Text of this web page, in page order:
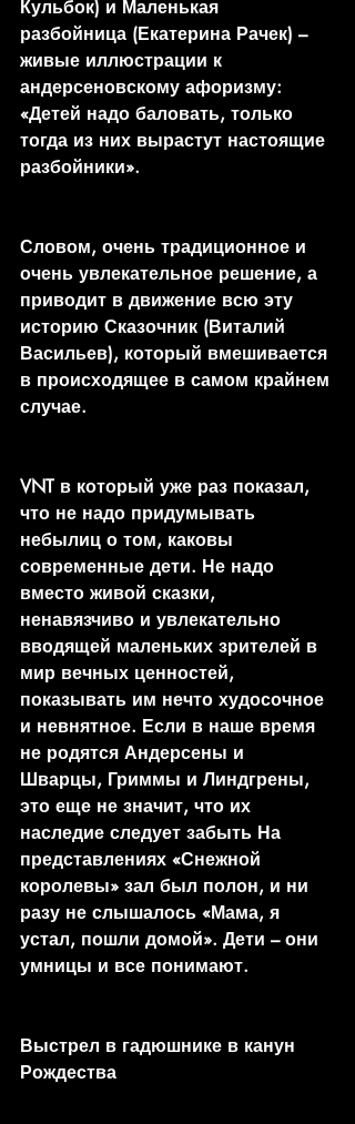
Кульбок) и Маленькая
разбойница (Екатерина Рачек) –
живые иллюстрации к
андерсеновскому афоризму:
«Детей надо баловать, только
тогда из них вырастут настоящие
разбойники».
Словом, очень традиционное и
очень увлекательное решение, а
приводит в движение всю эту
историю Сказочник (Виталий
Васильев), который вмешивается
в происходящее в самом крайнем
случае.
VNT в который уже раз показал,
что не надо придумывать
небылиц о том, каковы
современные дети. Не надо
вместо живой сказки,
ненавязчиво и увлекательно
вводящей маленьких зрителей в
мир вечных ценностей,
показывать им нечто худосочное
и невнятное. Если в наше время
не родятся Андерсены и
Шварцы, Гриммы и Линдгрены,
это еще не значит, что их
наследие следует забыть На
представлениях «Снежной
королевы» зал был полон, и ни
разу не слышалось «Мама, я
устал, пошли домой». Дети – они
умницы и все понимают.
Выстрел в гадюшнике в канун
Рождества